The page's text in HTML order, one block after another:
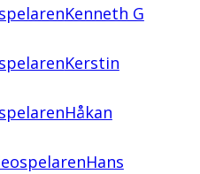
Kenneth G
Kerstin
Håkan
Hans